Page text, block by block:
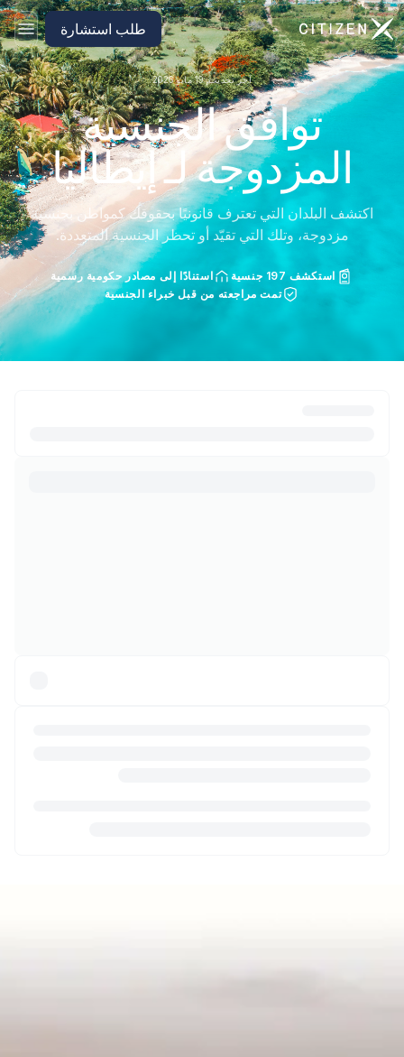
الانتقال إلى الصفحة الرئيسية لـ CitizenX طلب استشارة
آخر تحديث: 19 مايو 2026
توافق الجنسية
المزدوجة لـ إيطاليا
اكتشف البلدان التي تعترف قانونيًا بحقوقك كمواطن بجنسية
مزدوجة، وتلك التي تقيّد أو تحظر الجنسية المتعددة.
استكشف 197 جنسية
استنادًا إلى مصادر حكومية رسمية
تمت مراجعته من قبل خبراء الجنسية